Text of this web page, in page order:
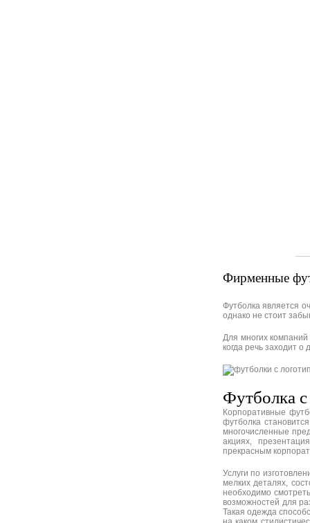
Фирменные
Футболка является
однако не стоит
Для многих
когда речь заходит
Футболка
Корпоративные
футболка
многочисленные
акциях,
прекрасным
Услуги по
мелких деталях,
необходимо
возможностей для
Такая одежда